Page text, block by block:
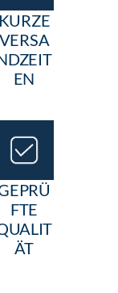
KURZE
VERSA
EN
FTE
ÄT